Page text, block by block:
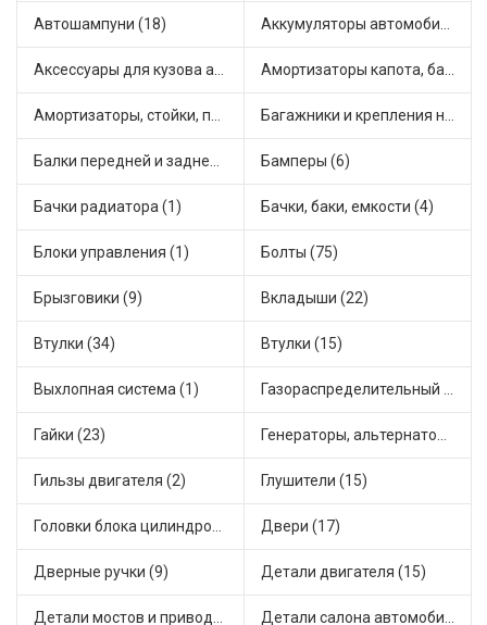
Автошампуни (18) Аккумуляторы автомобильные (2)
Аксессуары для кузова автомобиля (1) Амортизаторы капота, багажника (6)
Амортизаторы, стойки, подушки стоек (36) Багажники и крепления на крышу (1)
Балки передней и задней подвески (4) Бамперы (6)
Бачки радиатора (1) Бачки, баки, емкости (4)
Блоки управления (1) Болты (75)
Брызговики (9) Вкладыши (22)
Втулки (34) Втулки (15)
Выхлопная система (1) Газораспределительный механизм (2)
Гайки (23) Генераторы, альтернаторы и комплектующие (48)
Гильзы двигателя (2) Глушители (15)
Головки блока цилиндров (2) Двери (17)
Дверные ручки (9) Детали двигателя (15)
Детали мостов и привода трансмиссии (58) Детали салона автомобиля (47)